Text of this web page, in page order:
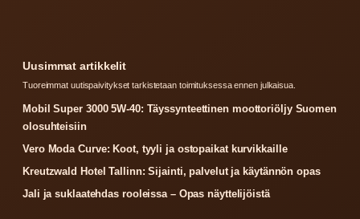
Uusimmat artikkelit
Tuoreimmat uutispaivitykset tarkistetaan toimituksessa ennen julkaisua.
Mobil Super 3000 5W-40: Täyssynteettinen moottoriöljy Suomen
olosuhteisiin
Vero Moda Curve: Koot, tyyli ja ostopaikat kurvikkaille
Kreutzwald Hotel Tallinn: Sijainti, palvelut ja käytännön opas
Jali ja suklaatehdas rooleissa – Opas näyttelijöistä